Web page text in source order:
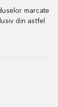
marcate
din astfel